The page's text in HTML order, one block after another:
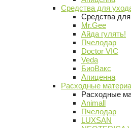
Средства для
Средства
Mr.Gee
Айда гулять!
Пчелодар
Doctor VIC
Veda
БиоВакс
Апиценна
Расходные
Расходные
Animall
Пчелодар
LUXSAN